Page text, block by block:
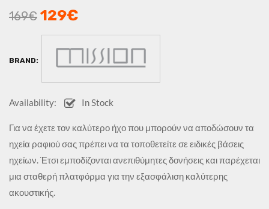
169€ 129€
BRAND:
Availability: In Stock
Για να έχετε τον καλύτερο ήχο που μπορούν να αποδώσουν τα
ηχεία ραφιού σας πρέπει να τα τοποθετείτε σε ειδικές βάσεις
ηχείων. Έτσι εμποδίζονται ανεπιθύμητες δονήσεις και παρέχεται
μια σταθερή πλατφόρμα για την εξασφάλιση καλύτερης
ακουστικής.